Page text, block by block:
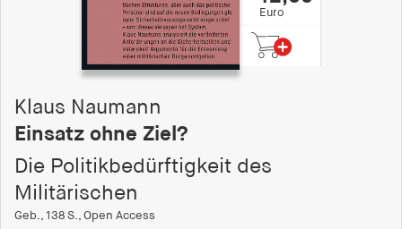
Euro
Klaus Naumann
Einsatz ohne Ziel?
Die Politikbedürftigkeit des
Militärischen
Geb., 138 S., Open Access